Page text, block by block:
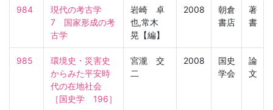
984
現代の考古学
7　国家形成の考
古学
岩崎 卓
也,常木
晃【編】
2008
朝倉
書店
著
書
985
環境史・災害史
からみた平安時
代の在地社会
［国史学　196］
宮瀧 交
二
2008
国史
学会
論
文